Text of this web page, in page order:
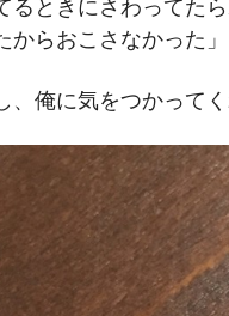
るときにさわってた
からおこさなかった」
、俺に気をつかって